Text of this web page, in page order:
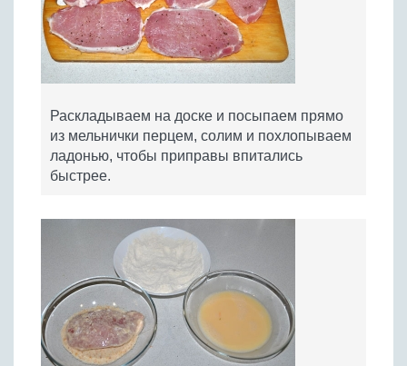
Раскладываем на доске и посыпаем прямо
из мельнички перцем, солим и похлопываем
ладонью, чтобы приправы впитались
быстрее.